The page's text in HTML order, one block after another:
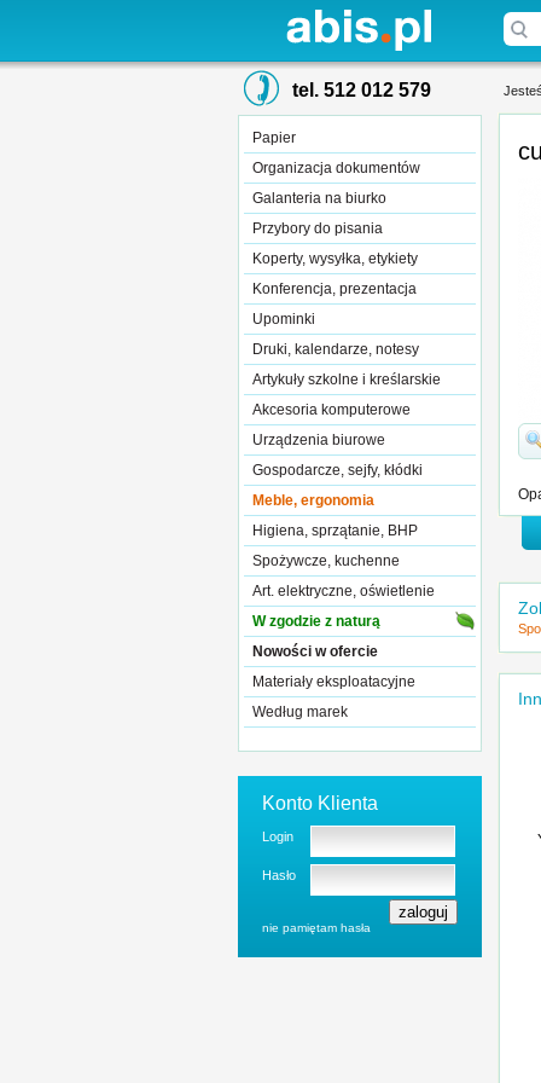
tel. 512 012 579
Papier
Organizacja dokumentów
Galanteria na biurko
Przybory do pisania
Koperty, wysyłka, etykiety
Konferencja, prezentacja
Upominki
Druki, kalendarze, notesy
Artykuły szkolne i kreślarskie
Akcesoria komputerowe
Urządzenia biurowe
Gospodarcze, sejfy, kłódki
Meble, ergonomia
Higiena, sprzątanie, BHP
Spożywcze, kuchenne
Art. elektryczne, oświetlenie
W zgodzie z naturą
Nowości w ofercie
Materiały eksploatacyjne
Według marek
Konto Klienta
Login
Hasło
nie pamiętam hasła